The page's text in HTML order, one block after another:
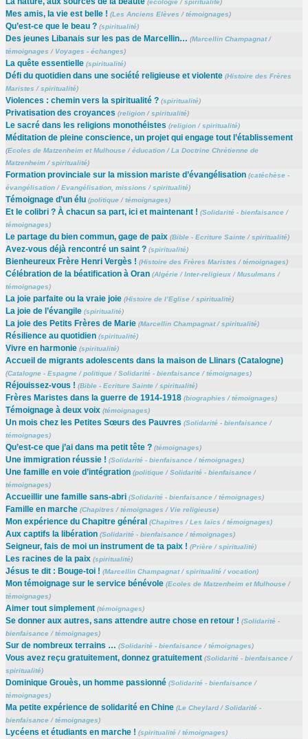
(écologie/ spiritualité)
Mes amis, la vie est belle ! (Les Anciens Elèves /témoignages)
Qu’est-ce que le beau ? (spiritualité)
Des jeunes Libanais sur les pas de Marcellin… (Marcellin Champagnat/
témoignages / Voyages - échanges)
La quête essentielle (spiritualité)
Défi du quotidien dans une société religieuse et violente (Histoire des Frères
Maristes / spiritualité)
Violences : chemin vers la spiritualité ? (spiritualité)
Privatisation des croyances (religion/ spiritualité)
Le sacré dans les religions monothéistes (religion/spiritualité)
Méditation de pleine conscience, un projet qui engage tout l’établissement
(Ecoles de Matzenheim et Mulhouse/éducation/La Doctrine Chrétienne de
Matzenheim/ spiritualité)
Formation provinciale sur la mission mariste d’évangélisation (catéchèse -
évangélisation/Evangélisation, missions /spiritualité)
Témoignage d’un élu (politique/témoignages)
Et le colibri ? À chacun sa part, ici et maintenant ! (Solidarité - bienfaisance/
témoignages)
Le partage du bien commun, gage de paix (Bible - Ecriture Sainte/ spiritualité)
Avez-vous déjà rencontré un saint ? (spiritualité)
Bienheureux Frère Henri Vergès ! (Histoire des Frères Maristes /témoignages)
Célébration de la béatification à Oran (Algérie/Inter-religieux/Musulmans /
témoignages)
La joie parfaite ou la vraie joie (Histoire de l’Eglise/ spiritualité)
La joie de l’évangile (spiritualité)
La joie des Petits Frères de Marie (Marcellin Champagnat/ spiritualité)
Résilience au quotidien (spiritualité)
Vivre en harmonie (spiritualité)
Accueil de migrants adolescents dans la maison de Llinars (Catalogne)
(Catalogne - Espagne/politique/Solidarité - bienfaisance/témoignages)
Réjouissez-vous ! (Bible - Ecriture Sainte/ spiritualité)
Frères Maristes dans la guerre de 1914-1918 (biographies /témoignages)
Témoignage à deux voix (témoignages)
Un mois chez les Petites Sœurs des Pauvres (Solidarité - bienfaisance/
témoignages)
Qu’est-ce que j’ai dans ma petit tête ? (témoignages)
Une immigration réussie ! (Solidarité - bienfaisance/témoignages)
Une famille en voie d’intégration (politique/Solidarité - bienfaisance/
témoignages)
Accueillir une famille sans-abri (Solidarité - bienfaisance/témoignages)
Famille en marche (Chapitres /témoignages / Vie religieuse)
Mon expérience du Chapitre général (Chapitres /Les laïcs /témoignages)
Aux captifs la libération (Solidarité - bienfaisance/témoignages)
Seigneur, fais de moi un instrument de ta paix ! (Prière/spiritualité)
Les racines de la paix (spiritualité)
Jésus te dit : Bouge-toi ! (Marcellin Champagnat/spiritualité/vocation)
Mon témoignage sur le service bénévole (Ecoles de Matzenheim et Mulhouse/
témoignages)
Aimer tout simplement (témoignages)
Se donner aux autres, sans attendre autre chose en retour ! (Solidarité -
bienfaisance/témoignages)
Sur de nombreux terrains … (Solidarité - bienfaisance/témoignages)
Vous avez reçu gratuitement, donnez gratuitement (Solidarité - bienfaisance/
spiritualité)
Dominique Grouès, un homme passionné (Solidarité - bienfaisance/
témoignages)
Ma petite expérience de solidarité en Chine (Le Cheylard/Solidarité -
bienfaisance/témoignages)
Lycéens et étudiants en marche ! (spiritualité/témoignages)